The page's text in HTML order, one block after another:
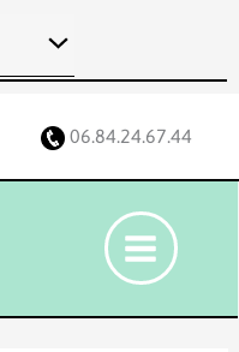
06.84.24.67.44